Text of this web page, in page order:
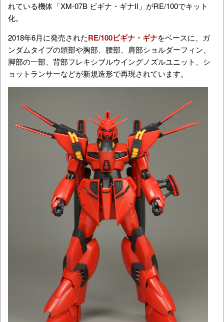
れている機体「XM-07B ビギナ・ギナII」がRE/100でキット
化。
2018年6月に発売されたRE/100ビギナ・ギナをベースに、ガ
ンダムタイプの頭部や胸部、腰部、肩部ショルダーフィン、
脚部の一部、背部フレキシブルウイングノズルユニット、シ
ョットランサーなどが新規造形で再現されています。